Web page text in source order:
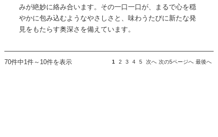
みが絶妙に絡み合います。その一口一口が、まるで心を穏
やかに包み込むようなやさしさと、味わうたびに新たな発
見をもたらす奥深さを備えています。
70件中1件～10件を表示 1 2 3 4 5 次へ 次の5ページへ 最後へ